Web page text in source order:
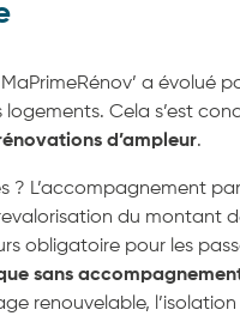
MaPrimeRénov’ a évolué
logements. Cela s’est
d’ampleur.
? L’accompagnement
du montant
obligatoire pour les
sans
renouvelable,